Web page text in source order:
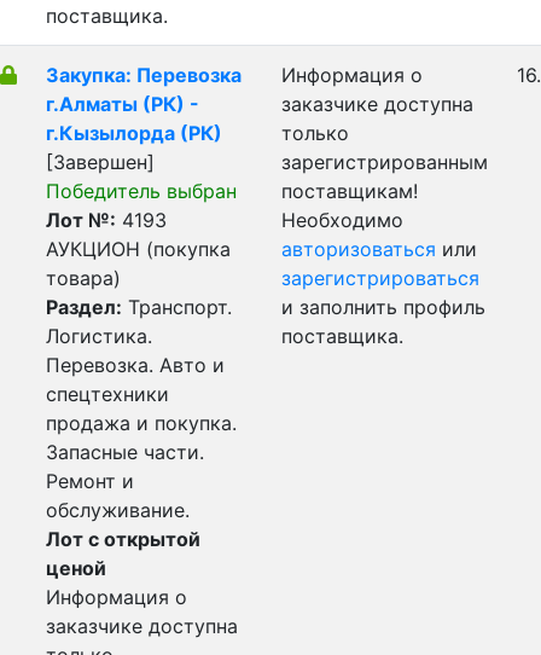
поставщика.
Закупка: Перевозка
г.Алматы (РК) -
г.Кызылорда (РК)
[Завершен]
Победитель выбран
Лот №: 4193
АУКЦИОН (покупка
товара)
Раздел: Транспорт.
Логистика.
Перевозка. Авто и
спецтехники
продажа и покупка.
Запасные части.
Ремонт и
обслуживание.
Лот с открытой
ценой
Информация о
заказчике доступна
Информация о
заказчике доступна
только
зарегистрированным
поставщикам!
Необходимо
авторизоваться или
зарегистрироваться
и заполнить профиль
поставщика.